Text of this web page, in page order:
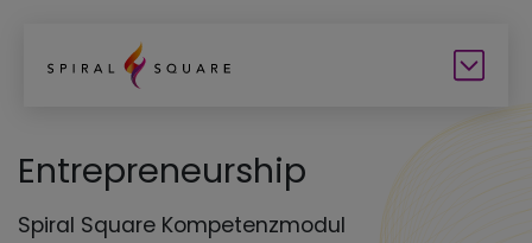
Entrepreneurship
Spiral Square Kompetenzmodul